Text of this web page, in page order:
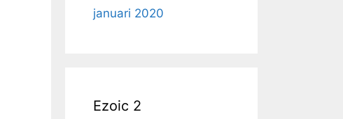
januari 2020
Ezoic 2